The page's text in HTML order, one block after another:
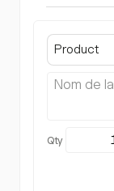
Product